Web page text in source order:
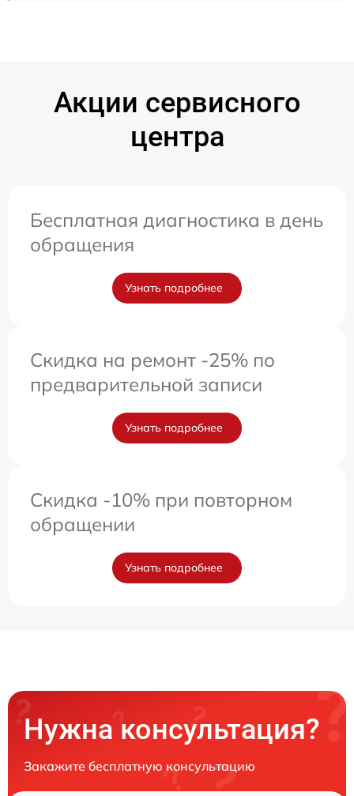
Акции сервисного
центра
Бесплатная диагностика в день
обращения
Узнать подробнее
Скидка на ремонт -25% по
предварительной записи
Узнать подробнее
Скидка -10% при повторном
обращении
Узнать подробнее
Нужна консультация?
Закажите бесплатную консультацию